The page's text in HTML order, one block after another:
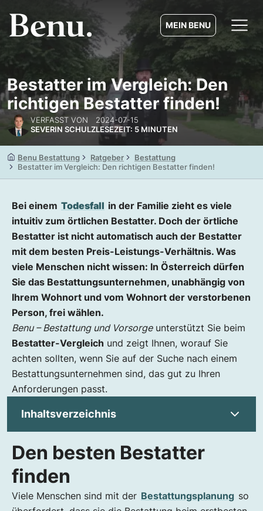
MEIN BENU
Bestatter im Vergleich: Den
richtigen Bestatter finden!
VERFASST VON
SEVERIN SCHULZ
2024-07-15
LESEZEIT: 5 MINUTEN
Benu Bestattung Ratgeber
Bestattung
Bestatter im Vergleich: Den richtigen Bestatter finden!
Bei einem Todesfall in der Familie zieht es viele
intuitiv zum örtlichen Bestatter. Doch der örtliche
Bestatter ist nicht automatisch auch der Bestatter
mit dem besten Preis-Leistungs-Verhältnis. Was
viele Menschen nicht wissen: In Österreich dürfen
Sie das Bestattungsunternehmen, unabhängig von
Ihrem Wohnort und vom Wohnort der verstorbenen
Person, frei wählen.
Benu – Bestattung und Vorsorgeunterstützt Sie beim
Bestatter-Vergleich und zeigt Ihnen, worauf Sie
achten sollten, wenn Sie auf der Suche nach einem
Bestattungsunternehmen sind, das gut zu Ihren
Anforderungen passt.
Inhaltsverzeichnis
Den besten Bestatter finden
Welcher Bestatter ist zuständig?
Freie Bestatterwahl, freie Friedhofswahl
Wie viel kostet eine Bestattung in Österreich?
Den besten Bestatter
finden
Viele Menschen sind mit der Bestattungsplanung so